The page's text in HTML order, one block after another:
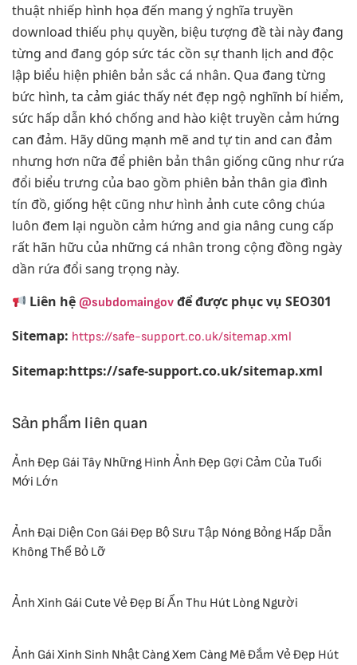
thuật nhiếp hình họa đến mang ý nghĩa truyền
download thiếu phụ quyền, biệu tượng đề tài này đang
từng and đang góp sức tác cồn sự thanh lịch and độc
lập biểu hiện phiên bản sắc cá nhân. Qua đang từng
bức hình, ta cảm giác thấy nét đẹp ngộ nghĩnh bí hiểm,
sức hấp dẫn khó chống and hào kiệt truyền cảm hứng
can đảm. Hãy dũng mạnh mẽ and tự tin and can đảm
nhưng hơn nữa để phiên bản thân giống cũng như rứa
đổi biểu trưng của bao gồm phiên bản thân gia đình
tín đồ, giống hệt cũng như hình ảnh cute công chúa
luôn đem lại nguồn cảm hứng and gia nâng cung cấp
rất hãn hữu của những cá nhân trong cộng đồng ngày
dần rứa đổi sang trọng này.
Liên hệ@subdomaingov để được phục vụ SEO301
Sitemap: https://safe-support.co.uk/sitemap.xml
Sitemap:https://safe-support.co.uk/sitemap.xml
Sản phẩm liên quan
Ảnh Đẹp Gái Tây Những Hình Ảnh Đẹp Gợi Cảm Của Tuổi
Mới Lớn
Ảnh Đại Diện Con Gái Đẹp Bộ Sưu Tập Nóng Bỏng Hấp Dẫn
Không Thể Bỏ Lỡ
Ảnh Xinh Gái Cute Vẻ Đẹp Bí Ẩn Thu Hút Lòng Người
Ảnh Gái Xinh Sinh Nhật Càng Xem Càng Mê Đắm Vẻ Đẹp Hút